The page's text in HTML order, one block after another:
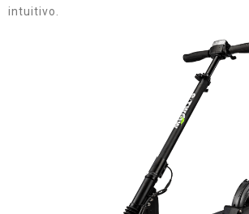
intuitivo.